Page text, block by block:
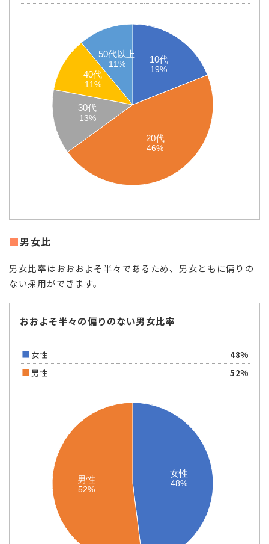
10代
19%
20代
46%
30代
13%
40代
11%
50代以上
11% 10代
19%
20代
46%
30代
13%
40代
11%
50代以上
11%
男女比
男女比率はおおおよそ半々であるため、男女ともに偏りの
ない採用ができます。
おおよそ半々の偏りのない男女比率
女性
48%
男性
52%
女性
48%
男性
52%
女性
48%
男性
52%